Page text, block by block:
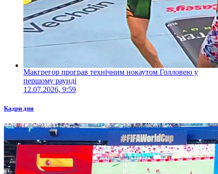
Макгрегор програв технічним нокаутом Голловею у
першому раунді
12.07.2026, 9:59
Кадри дня